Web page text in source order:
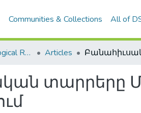
Communities & Collections All of
Haigazian Armenological Review Articles
տարրերը